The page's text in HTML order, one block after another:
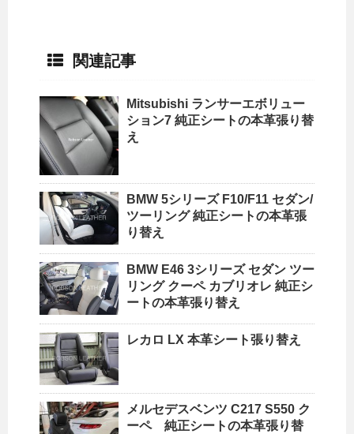
関連記事
Mitsubishi ランサーエボリュー
ション7 純正シートの本革張り替
え
BMW 5シリーズ F10/F11 セダン/
ツーリング 純正シートの本革張
り替え
BMW E46 3シリーズ セダン ツー
リング クーペ カブリオレ 純正シ
ートの本革張り替え
レカロ LX 本革シート張り替え
メルセデスベンツ C217 S550 ク
ーペ 純正シートの本革張り替